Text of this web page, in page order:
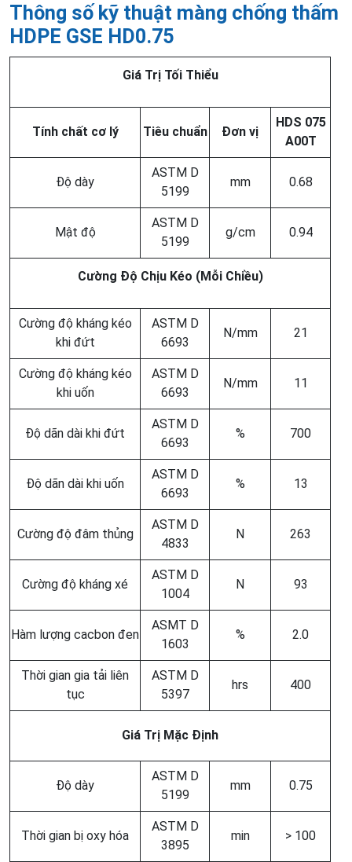
Thông số kỹ thuật màng chống thấm
HDPE GSE HD0.75
Giá Trị Tối Thiểu
Tính chất cơ lý Tiêu chuẩn Đơn vị
HDS 075
A00T
Độ dày
ASTM D
5199
mm 0.68
Mật độ
ASTM D
5199
g/cm 0.94
Cường Độ Chịu Kéo (Mỗi Chiều)
Cường độ kháng kéo
khi đứt
ASTM D
6693
N/mm 21
Cường độ kháng kéo
khi uốn
ASTM D
6693
N/mm 11
Độ dãn dài khi đứt
ASTM D
6693
% 700
Độ dãn dài khi uốn
ASTM D
6693
% 13
Cường độ đâm thủng
ASTM D
4833
N 263
Cường độ kháng xé
ASTM D
1004
N 93
Hàm lượng cacbon đen
ASMT D
1603
% 2.0
Thời gian gia tải liên
tục
ASTM D
5397
hrs 400
Giá Trị Mặc Định
Độ dày
ASTM D
5199
mm 0.75
Thời gian bị oxy hóa
ASTM D
3895
min > 100